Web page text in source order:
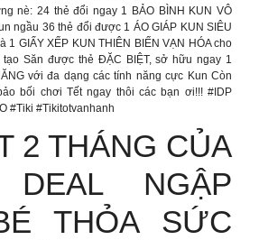
nè: 24 thẻ đổi ngay 1 BẢO BÌNH KUN VÔ
ngầu 36 thẻ đổi được 1 ÁO GIÁP KUN SIÊU
1 GIẤY XẾP KUN THIÊN BIẾN VẠN HÓA cho
Săn được thẻ ĐẶC BIỆT, sở hữu ngay 1
với đa dạng các tính năng cực Kun Còn
bối chơi Tết ngay thôi các bạn ơi!!! #IDP
#Tiki #Tikitotvanhanh
2 THÁNG CỦA
DEAL NGẬP
THỎA SỨC